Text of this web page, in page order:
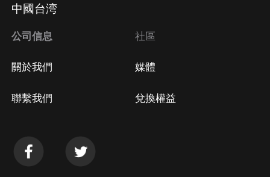
中國台湾
公司信息
關於我們
聯繫我們
社區
媒體
兌換權益